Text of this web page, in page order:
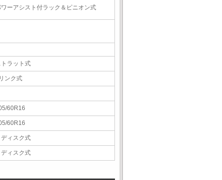
ーアシスト付ラック＆ピニオン式
トラット式
ンク式
60R16
60R16
ディスク式
ディスク式